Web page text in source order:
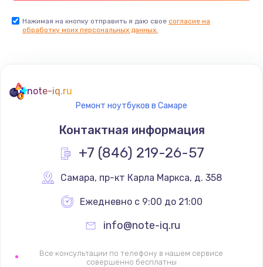
Нажимая на кнопку отправить я даю свое согласие на
обработку моих персональных данных.
note-iq.ru
Ремонт ноутбуков в Самаре
Контактная информация
+7 (846) 219-26-57
Самара, пр-кт Карла Маркса, д. 358
Ежедневно с 9:00 до 21:00
info@note-iq.ru
Все консультации по телефону в нашем сервисе
совершенно бесплатны